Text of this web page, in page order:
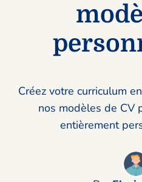
Créez votre curriculum
nos modèles de CV
entièrement